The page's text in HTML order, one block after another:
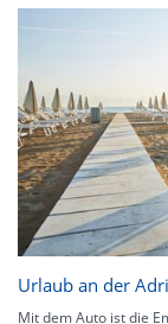
Urlaub an der
Mit dem Auto ist die